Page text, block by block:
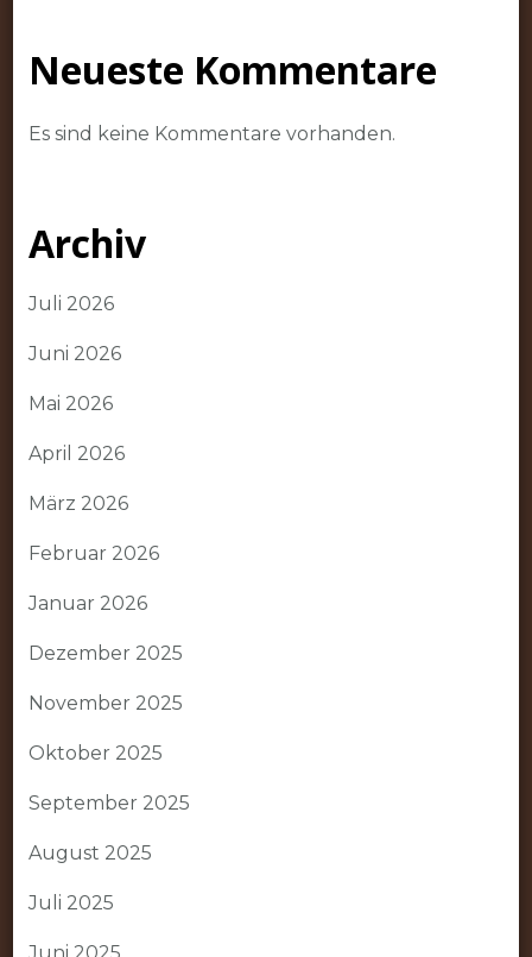
Neueste Kommentare
Es sind keine Kommentare vorhanden.
Archiv
Juli 2026
Juni 2026
Mai 2026
April 2026
März 2026
Februar 2026
Januar 2026
Dezember 2025
November 2025
Oktober 2025
September 2025
August 2025
Juli 2025